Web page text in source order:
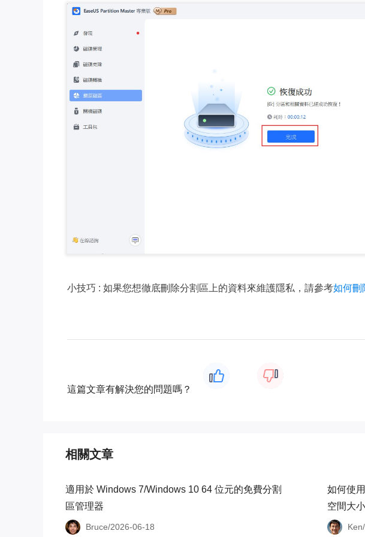
小技巧 : 如果您想徹底刪除分割區上的資料來維護隱私，請參考如何刪
這篇文章有解決您的問題嗎？
相關文章
適用於 Windows 7/Windows 10 64 位元的免費分割
區管理器
Bruce/2026-06-18
如何使
空間大小